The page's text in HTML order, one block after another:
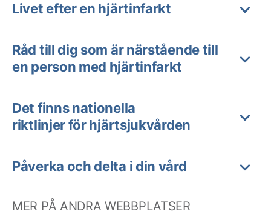
Livet efter en hjärtinfarkt
Råd till dig som är närstående till
en person med hjärtinfarkt
Det finns nationella
riktlinjer för hjärtsjukvården
Påverka och delta i din vård
MER PÅ ANDRA WEBBPLATSER